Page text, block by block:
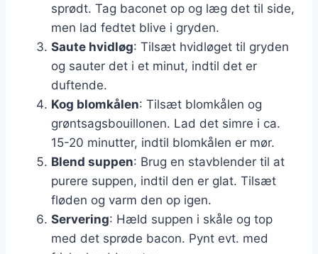
sprødt. Tag baconet op og læg det til side,
men lad fedtet blive i gryden.
Saute hvidløg: Tilsæt hvidløget til gryden
og sauter det i et minut, indtil det er
duftende.
Kog blomkålen: Tilsæt blomkålen og
grøntsagsbouillonen. Lad det simre i ca.
15-20 minutter, indtil blomkålen er mør.
Blend suppen: Brug en stavblender til at
purere suppen, indtil den er glat. Tilsæt
fløden og varm den op igen.
Servering: Hæld suppen i skåle og top
med det sprøde bacon. Pynt evt. med